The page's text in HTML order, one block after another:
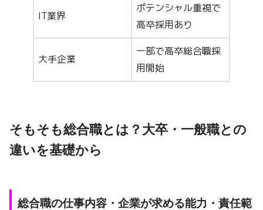
IT業界
ポテンシャル重視で
高卒採用あり
大手企業
一部で高卒総合職採
用開始
そもそも総合職とは？大卒・一般職との
違いを基礎から
総合職の仕事内容・企業が求める能力・責任範